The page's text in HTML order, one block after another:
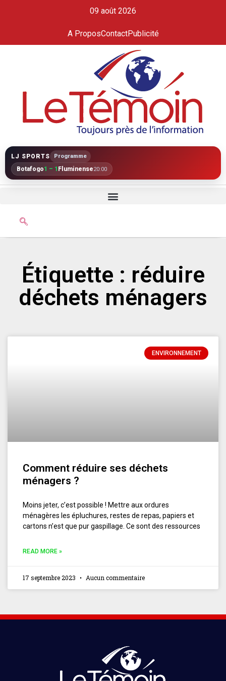
09 août 2026
A ProposContactPublicité
LJ SPORTS Programme
Botafogo1 – 1 Fluminense20:00
Étiquette : réduire
déchets ménagers
ENVIRONNEMENT
Comment réduire ses déchets
ménagers ?
Moins jeter, c’est possible ! Mettre aux ordures
ménagères les épluchures, restes de repas, papiers et
cartons n’est que pur gaspillage. Ce sont des ressources
READ MORE »
17 septembre 2023 Aucun commentaire